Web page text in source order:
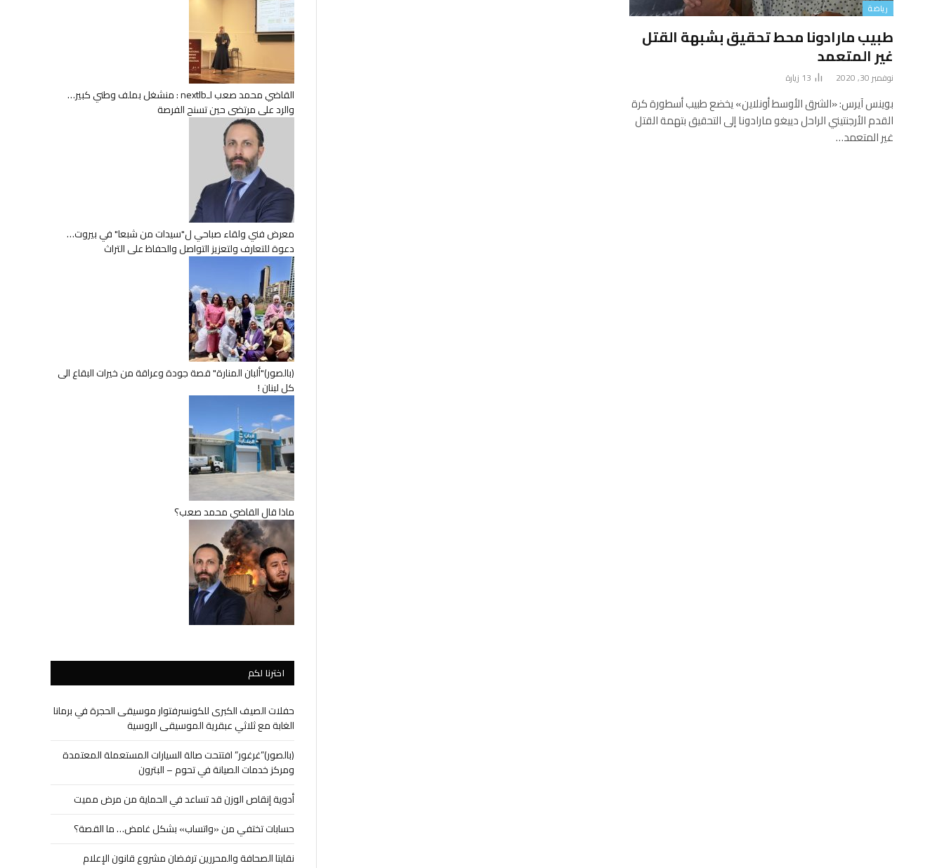
رياضة
طبيب مارادونا محط تحقيق بشبهة القتل
غير المتعمد
نوفمبر 30, 2020 13 زيارة
بوينس آيرس: «الشرق الأوسط أونلاين» يخضع طبيب أسطورة كرة
القدم الأرجنتيني الراحل دييغو مارادونا إلى التحقيق بتهمة القتل
غير المتعمد…
القاضي محمد صعب لـnextlb : منشغل بملف وطني كبير…
والرد على مرتضى حين تسنح الفرصة
معرض فني ولقاء صباحي ل"سيدات من شبعا" في بيروت…
دعوة للتعارف ولتعزيز التواصل والحفاظ على التراث
(بالصور)"ألبان المنارة" قصة جودة وعراقة من خيرات البقاع الى
كل لبنان !
ماذا قال القاضي محمد صعب؟
اخترنا لكم
حفلات الصيف الكبرى للكونسرفتوار موسيقى الحجرة في برمانا
الغابة مع ثلاثي عبقرية الموسيقى الروسية
(بالصور)”غرغور” افتتحت صالة السيارات المستعملة المعتمدة
ومركز خدمات الصيانة في تحوم – البترون
أدوية إنقاص الوزن قد تساعد في الحماية من مرض مميت
حسابات تختفي من «واتساب» بشكل غامض… ما القصة؟
نقابتا الصحافة والمحررين ترفضان مشروع قانون الإعلام